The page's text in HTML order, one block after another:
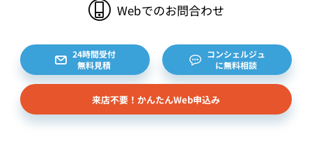
Webでのお問合わせ
24時間受付
無料見積
コンシェルジュ
に無料相談
来店不要！かんたんWeb申込み